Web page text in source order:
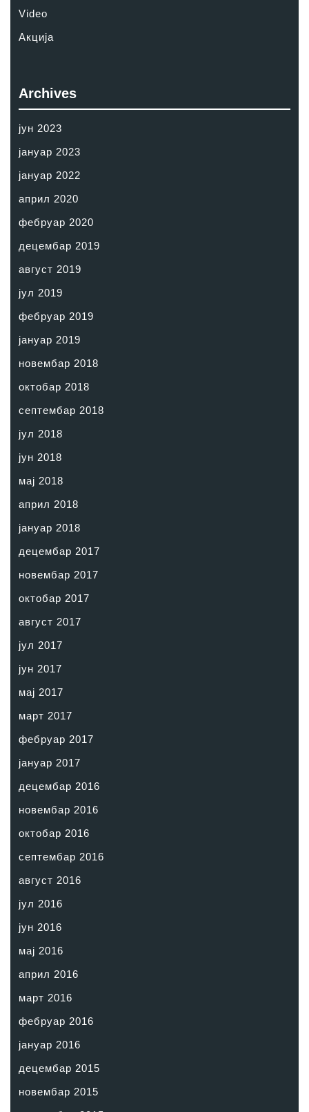
Video
Акција
Archives
јун 2023
јануар 2023
јануар 2022
април 2020
фебруар 2020
децембар 2019
август 2019
јул 2019
фебруар 2019
јануар 2019
новембар 2018
октобар 2018
септембар 2018
јул 2018
јун 2018
мај 2018
април 2018
јануар 2018
децембар 2017
новембар 2017
октобар 2017
август 2017
јул 2017
јун 2017
мај 2017
март 2017
фебруар 2017
јануар 2017
децембар 2016
новембар 2016
октобар 2016
септембар 2016
август 2016
јул 2016
јун 2016
мај 2016
април 2016
март 2016
фебруар 2016
јануар 2016
децембар 2015
новембар 2015